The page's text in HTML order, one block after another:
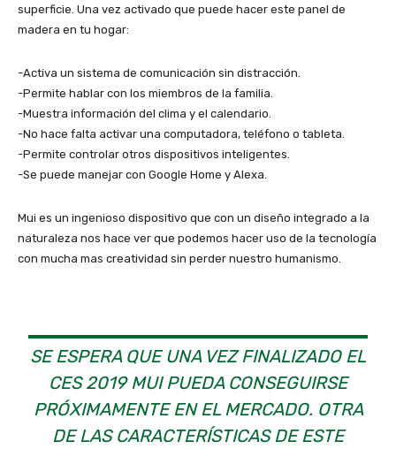
superficie. Una vez activado que puede hacer este panel de
madera en tu hogar:
-Activa un sistema de comunicación sin distracción.
-Permite hablar con los miembros de la familia.
-Muestra información del clima y el calendario.
-No hace falta activar una computadora, teléfono o tableta.
-Permite controlar otros dispositivos inteligentes.
-Se puede manejar con Google Home y Alexa.
Mui es un ingenioso dispositivo que con un diseño integrado a la
naturaleza nos hace ver que podemos hacer uso de la tecnología
con mucha mas creatividad sin perder nuestro humanismo.
SE ESPERA QUE UNA VEZ FINALIZADO EL
CES 2019 MUI PUEDA CONSEGUIRSE
PRÓXIMAMENTE EN EL MERCADO. OTRA
DE LAS CARACTERÍSTICAS DE ESTE